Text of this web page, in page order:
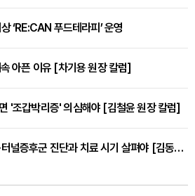
‘RE:CAN 푸드테라피’ 운영
아픈 이유 [차기용 원장 칼럼]
'조갑박리증' 의심해야 [김철윤 원장 칼럼]
손 저림 반복된다면 손목터널증후군 진단과 치료 시기 살펴야 [김동현 원장 칼럼]